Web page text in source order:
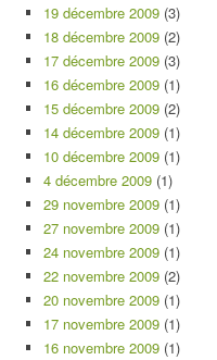
19 décembre 2009 (3)
18 décembre 2009 (2)
17 décembre 2009 (3)
16 décembre 2009 (1)
15 décembre 2009 (2)
14 décembre 2009 (1)
10 décembre 2009 (1)
4 décembre 2009 (1)
29 novembre 2009 (1)
27 novembre 2009 (1)
24 novembre 2009 (1)
22 novembre 2009 (2)
20 novembre 2009 (1)
17 novembre 2009 (1)
16 novembre 2009 (1)